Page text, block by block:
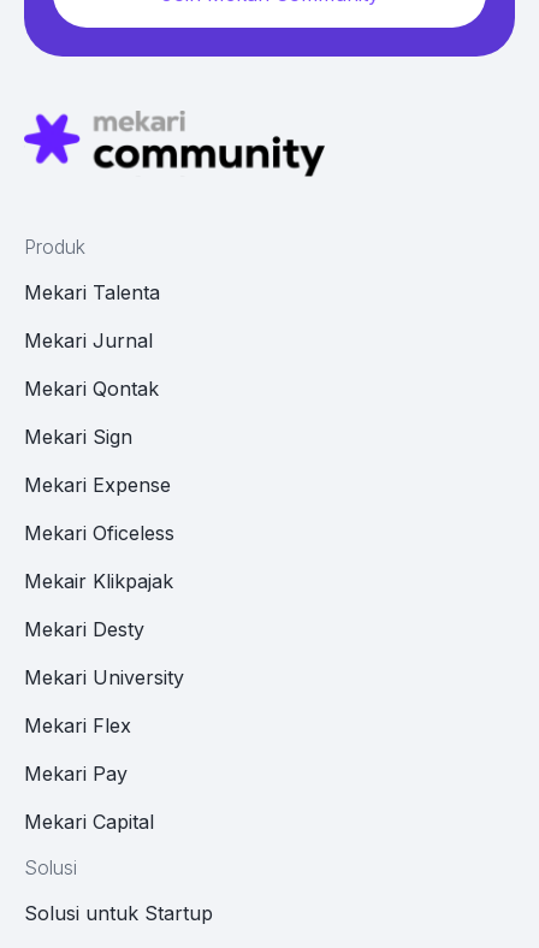
Produk
Mekari Talenta
Mekari Jurnal
Mekari Qontak
Mekari Sign
Mekari Expense
Mekari Oficeless
Mekair Klikpajak
Mekari Desty
Mekari University
Mekari Flex
Mekari Pay
Mekari Capital
Solusi
Solusi untuk Startup